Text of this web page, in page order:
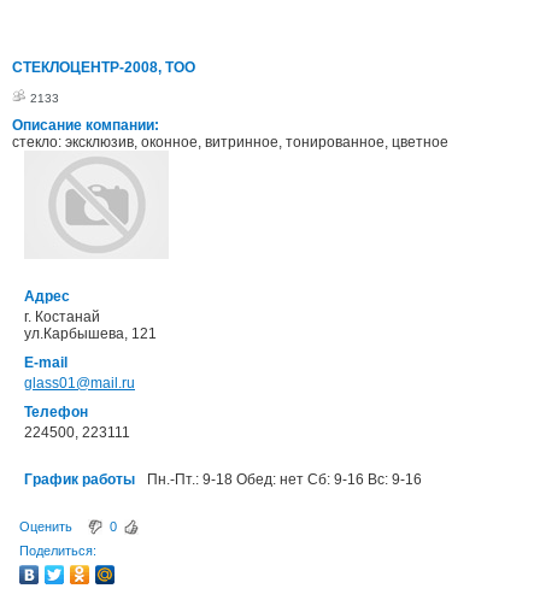
СТЕКЛОЦЕНТР-2008, ТОО
2133
Описание компании:
стекло: эксклюзив, оконное, витринное, тонированное, цветное
Адрес
г. Костанай
ул.Карбышева, 121
E-mail
glass01@mail.ru
Телефон
224500, 223111
График работы Пн.-Пт.: 9-18 Обед: нет Сб: 9-16 Вс: 9-16
Оценить
0
Поделиться: